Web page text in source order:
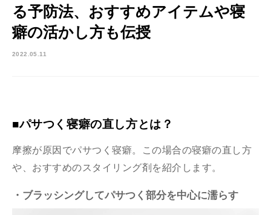
る予防法、おすすめアイテムや寝
癖の活かし方も伝授
2022.05.11
■パサつく寝癖の直し方とは？
摩擦が原因でパサつく寝癖。この場合の寝癖の直し方
や、おすすめのスタイリング剤を紹介します。
・ブラッシングしてパサつく部分を中心に濡らす